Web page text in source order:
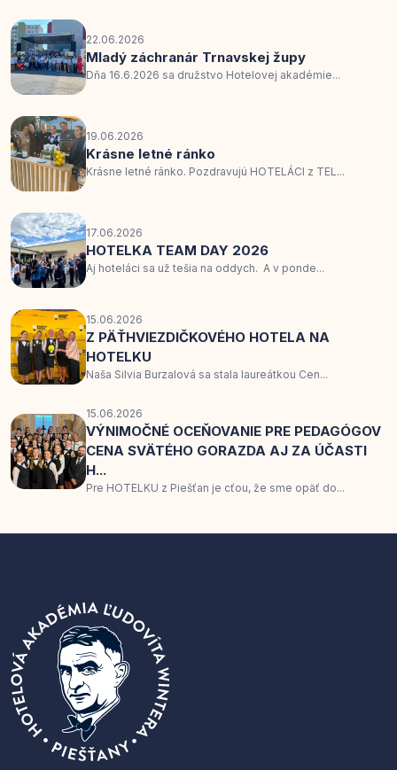
22.06.2026
Mladý záchranár Trnavskej župy
Dňa 16.6.2026 sa družstvo Hotelovej akadémie...
19.06.2026
Krásne letné ránko
Krásne letné ránko. Pozdravujú HOTELÁCI z TEL...
17.06.2026
HOTELKA TEAM DAY 2026
Aj hoteláci sa už tešia na oddych. A v ponde...
15.06.2026
Z PÄŤHVIEZDIČKOVÉHO HOTELA NA
HOTELKU
Naša Silvia Burzalová sa stala laureátkou Cen...
15.06.2026
VÝNIMOČNÉ OCEŇOVANIE PRE PEDAGÓGOV
CENA SVÄTÉHO GORAZDA AJ ZA ÚČASTI
H...
Pre HOTELKU z Piešťan je cťou, že sme opäť do...